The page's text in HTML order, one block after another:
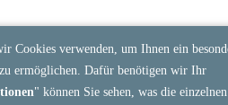
Cookies verwenden, um Ihnen ein
ermöglichen. Dafür benötigen wir Ihr
" können Sie sehen, was die einzelnen